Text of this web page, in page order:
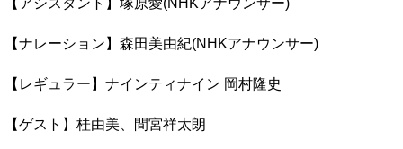
【ナレーション】森田美由紀(NHKアナウンサー)
【レギュラー】ナインティナイン 岡村隆史
【ゲスト】桂由美、間宮祥太朗